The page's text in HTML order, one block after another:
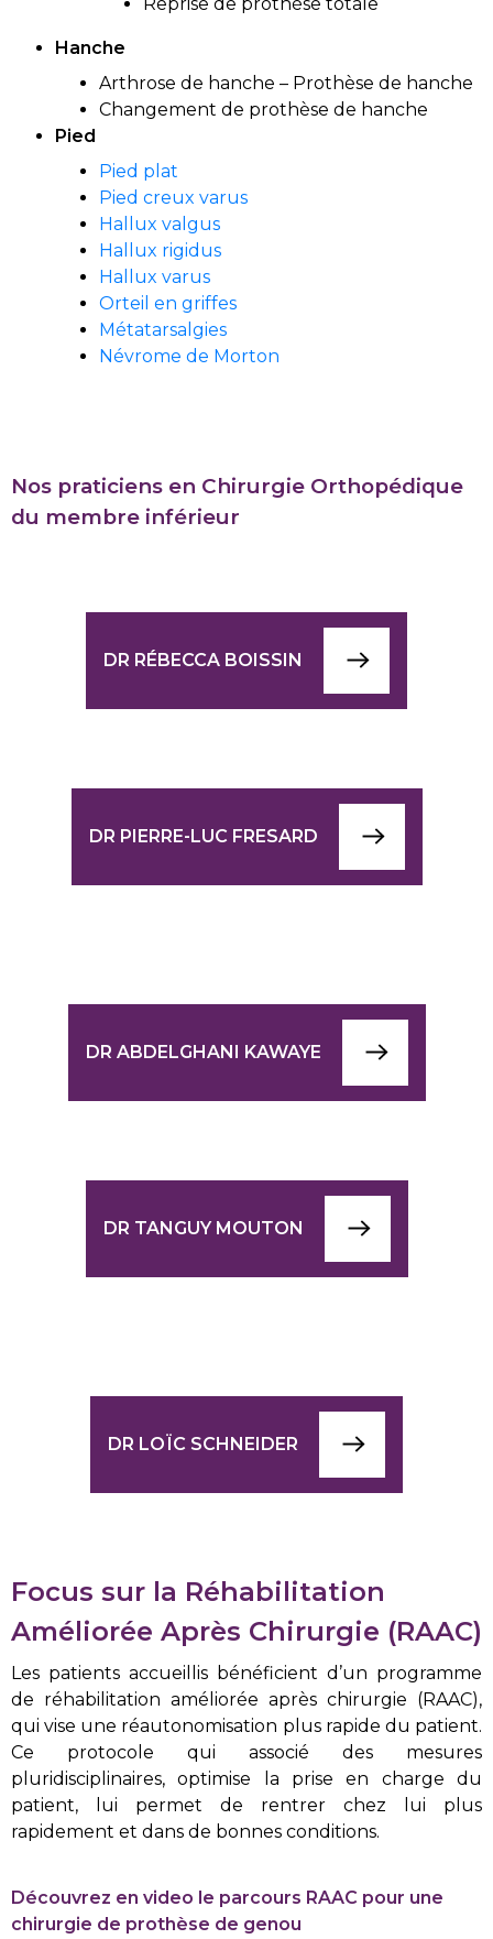
Hanche
Arthrose de hanche – Prothèse de hanche
Changement de prothèse de hanche
Pied
Pied plat
Pied creux varus
Hallux valgus
Hallux rigidus
Hallux varus
Orteil en griffes
Métatarsalgies
Névrome de Morton
Nos praticiens en Chirurgie Orthopédique
du membre inférieur
DR RÉBECCA BOISSIN
DR PIERRE-LUC FRESARD
DR ABDELGHANI KAWAYE
DR TANGUY MOUTON
DR LOÏC SCHNEIDER
Focus sur la Réhabilitation
Améliorée Après Chirurgie (RAAC)
Les patients accueillis bénéficient d’un programme
de réhabilitation améliorée après chirurgie (RAAC),
qui vise une réautonomisation plus rapide du patient.
Ce protocole qui associé des mesures
pluridisciplinaires, optimise la prise en charge du
patient, lui permet de rentrer chez lui plus
rapidement et dans de bonnes conditions.
Découvrez en video le parcours RAAC pour une
chirurgie de prothèse de genou